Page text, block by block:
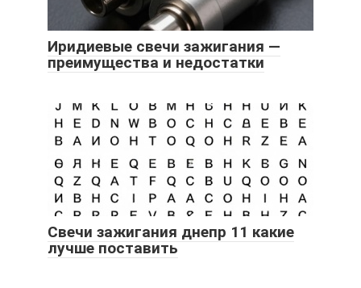
Иридиевые свечи зажигания —
преимущества и недостатки
Свечи зажигания днепр 11 какие
лучше поставить